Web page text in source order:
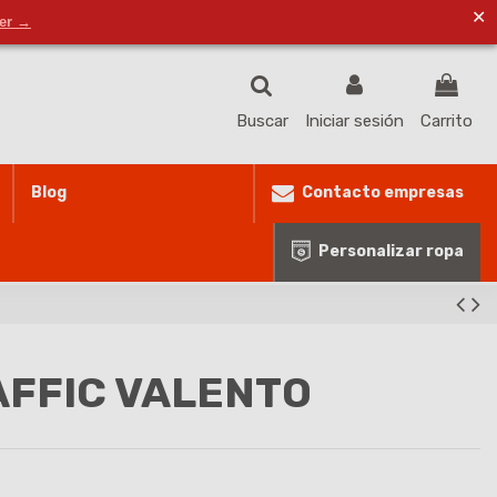
→ ✕
0)
Buscar Iniciar sesión Carrito
Blog Contacto empresas
Personalizar ropa
VALENTO